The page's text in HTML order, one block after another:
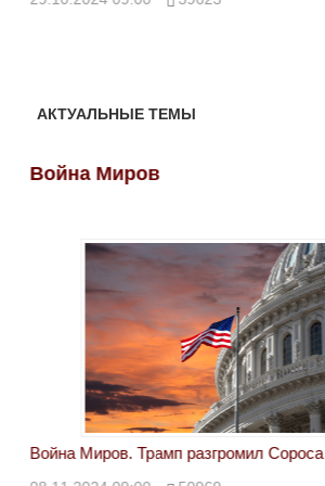
АКТУАЛЬНЫЕ ТЕМЫ
Война Миров
Война Миров. Трамп разгромил Сороса